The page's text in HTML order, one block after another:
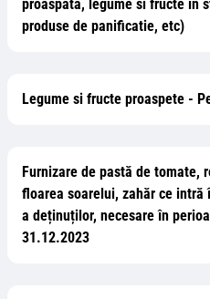
proaspata, legume si fructe in
produse de panificatie, etc)
Legume si fructe proaspete -
Furnizare de pastă de
floarea soarelui, zahăr ce intră
a deținuților, necesare în
31.12.2023